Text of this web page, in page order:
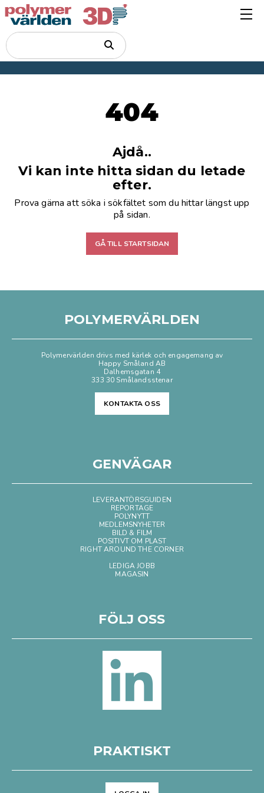
404
Ajdå..
Vi kan inte hitta sidan du letade
efter.
Prova gärna att söka i sökfältet som du hittar längst upp
på sidan.
GÅ TILL STARTSIDAN
POLYMERVÄRLDEN
Polymervärlden drivs med kärlek och engagemang av
Happy Småland AB
Dalhemsgatan 4
333 30 Smålandsstenar
KONTAKTA OSS
GENVÄGAR
LEVERANTÖRSGUIDEN
REPORTAGE
POLYNYTT
MEDLEMSNYHETER
BILD & FILM
POSITIVT OM PLAST
RIGHT AROUND THE CORNER
LEDIGA JOBB
MAGASIN
FÖLJ OSS
PRAKTISKT